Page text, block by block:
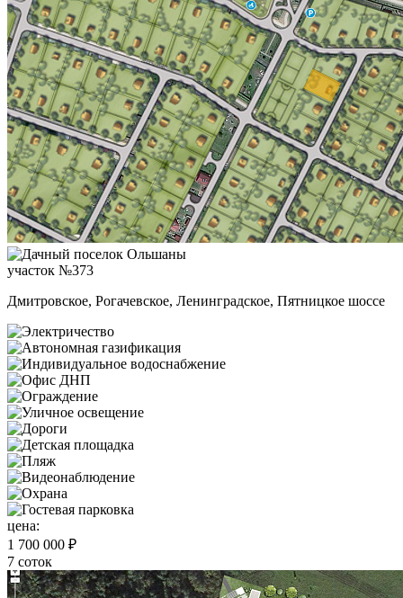
участок №373
Дмитровское, Рогачевское, Ленинградское, Пятницкое шоссе
цена:
1 700 000 ₽
7 соток